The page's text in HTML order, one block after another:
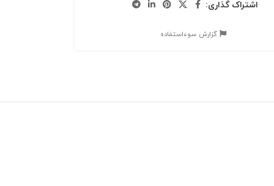
اشتراک گذاری:
گزارش سوءاستفاده